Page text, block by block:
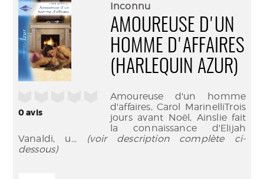
0avis
Inconnu
AMOUREUSE D'UN
HOMME D'AFFAIRES
(HARLEQUIN AZUR)
Amoureuse d'un homme
d'affaires, Carol MarinelliTrois
jours avant Noël, Ainslie fait
la connaissance d'Elijah
Vanaldi, u... (voir description complète ci-
dessous)